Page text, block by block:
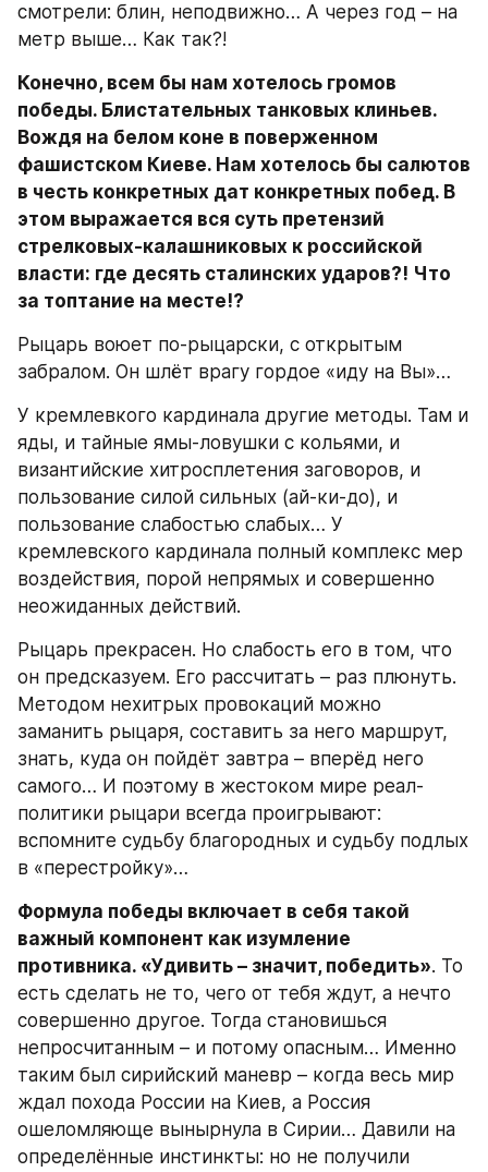
смотрели: блин, неподвижно… А через год – на
метр выше… Как так?!
Конечно, всем бы нам хотелось громов
победы. Блистательных танковых клиньев.
Вождя на белом коне в поверженном
фашистском Киеве. Нам хотелось бы салютов
в честь конкретных дат конкретных побед. В
этом выражается вся суть претензий
стрелковых-калашниковых к российской
власти: где десять сталинских ударов?! Что
за топтание на месте!?
Рыцарь воюет по-рыцарски, с открытым
забралом. Он шлёт врагу гордое «иду на Вы»…
У кремлевкого кардинала другие методы. Там и
яды, и тайные ямы-ловушки с кольями, и
византийские хитросплетения заговоров, и
пользование силой сильных (ай-ки-до), и
пользование слабостью слабых… У
кремлевского кардинала полный комплекс мер
воздействия, порой непрямых и совершенно
неожиданных действий.
Рыцарь прекрасен. Но слабость его в том, что
он предсказуем. Его рассчитать – раз плюнуть.
Методом нехитрых провокаций можно
заманить рыцаря, составить за него маршрут,
знать, куда он пойдёт завтра – вперёд него
самого… И поэтому в жестоком мире реал-
политики рыцари всегда проигрывают:
вспомните судьбу благородных и судьбу подлых
в «перестройку»…
Формула победы включает в себя такой
важный компонент как изумление
противника. «Удивить – значит, победить». То
есть сделать не то, чего от тебя ждут, а нечто
совершенно другое. Тогда становишься
непросчитанным – и потому опасным… Именно
таким был сирийский маневр – когда весь мир
ждал похода России на Киев, а Россия
ошеломляюще вынырнула в Сирии… Давили на
определённые инстинкты: но не получили